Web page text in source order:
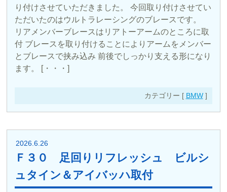
り付けさせていただきました。 今回取り付けさせてい
ただいたのはウルトラレーシングのブレースです。
リアメンバーブレースはリアトーアームのところに取
付 ブレースを取り付けることによりアームをメンバー
とブレースで挟み込み 前後でしっかり支える形になり
ます。 [・・・]
カテゴリー [ BMW]
2026.6.26
Ｆ３０ 足回りリフレッシュ ビルシ
ュタイン＆アイバッハ取付